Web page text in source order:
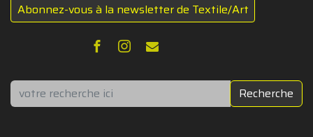
Abonnez-vous à la newsletter de Textile/Art
Rechercher Recherche